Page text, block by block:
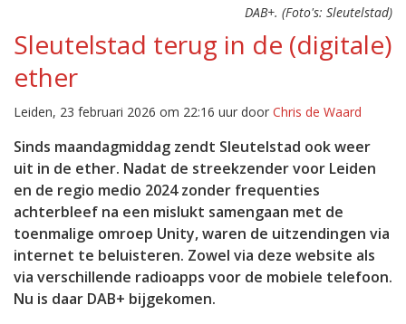
DAB+. (Foto's: Sleutelstad)
Sleutelstad terug in de (digitale)
ether
Leiden, 23 februari 2026 om 22:16 uur door Chris de Waard
Sinds maandagmiddag zendt Sleutelstad ook weer
uit in de ether. Nadat de streekzender voor Leiden
en de regio medio 2024 zonder frequenties
achterbleef na een mislukt samengaan met de
toenmalige omroep Unity, waren de uitzendingen via
internet te beluisteren. Zowel via deze website als
via verschillende radioapps voor de mobiele telefoon.
Nu is daar DAB+ bijgekomen.